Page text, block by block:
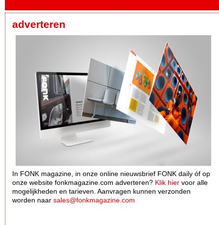
adverteren
In FONK magazine, in onze online nieuwsbrief FONK daily óf op
onze website fonkmagazine.com adverteren? Klik hier voor alle
mogelijkheden en tarieven. Aanvragen kunnen verzonden
worden naar sales@fonkmagazine.com